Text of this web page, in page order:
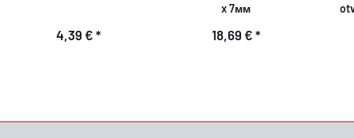
4,39 € *
x 7мм
18,69 € *